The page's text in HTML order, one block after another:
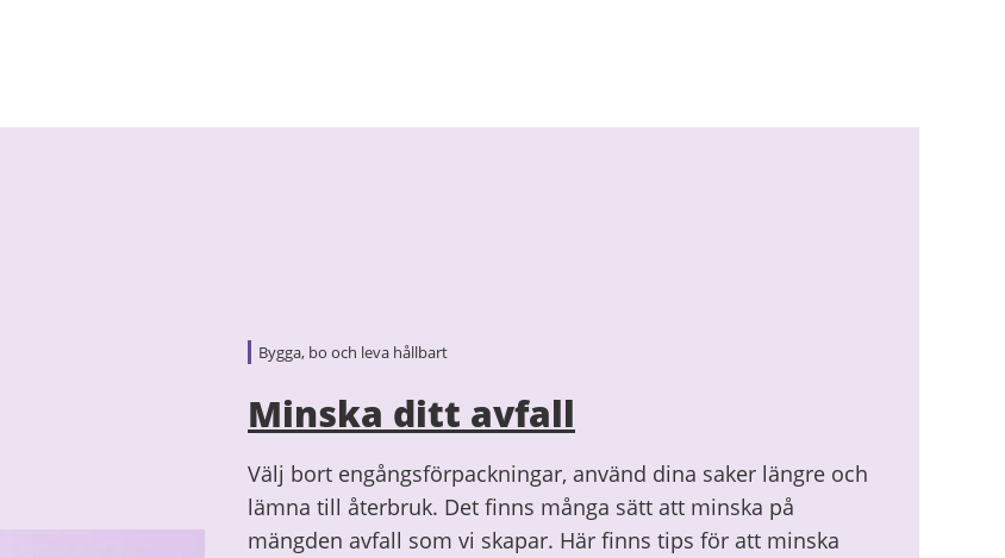
Bygga, bo och leva hållbart
Minska ditt avfall
Välj bort engångsförpackningar, använd dina saker längre och
lämna till återbruk. Det finns många sätt att minska på
mängden avfall som vi skapar. Här finns tips för att minska